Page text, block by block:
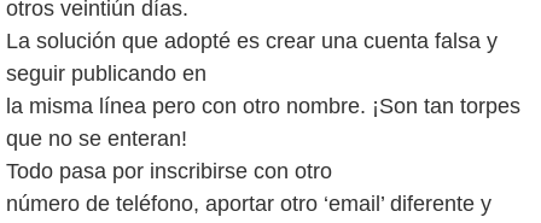
otros veintiún días.
La solución que adopté es crear una cuenta falsa y
seguir publicando en
la misma línea pero con otro nombre. ¡Son tan torpes
que no se enteran!
Todo pasa por inscribirse con otro
número de teléfono, aportar otro ‘email’ diferente y